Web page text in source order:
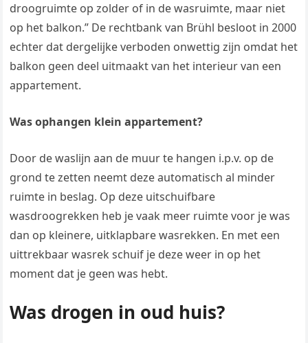
droogruimte op zolder of in de wasruimte, maar niet
op het balkon.” De rechtbank van Brühl besloot in 2000
echter dat dergelijke verboden onwettig zijn omdat het
balkon geen deel uitmaakt van het interieur van een
appartement.
Was ophangen klein appartement?
Door de waslijn aan de muur te hangen i.p.v. op de
grond te zetten neemt deze automatisch al minder
ruimte in beslag. Op deze uitschuifbare
wasdroogrekken heb je vaak meer ruimte voor je was
dan op kleinere, uitklapbare wasrekken. En met een
uittrekbaar wasrek schuif je deze weer in op het
moment dat je geen was hebt.
Was drogen in oud huis?